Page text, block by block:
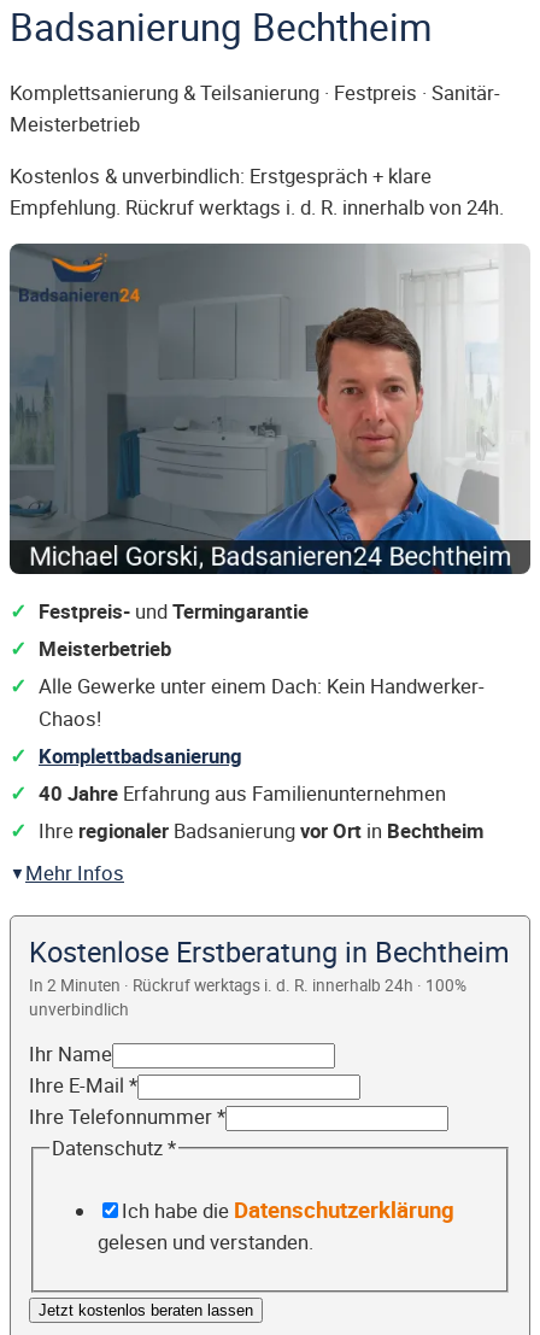
Badsanierung Bechtheim
Komplettsanierung & Teilsanierung · Festpreis · Sanitär-
Meisterbetrieb
Kostenlos & unverbindlich: Erstgespräch + klare
Empfehlung. Rückruf werktags i. d. R. innerhalb von 24h.
Festpreis- undTermingarantie
Meisterbetrieb
Alle Gewerke unter einem Dach: Kein Handwerker-
Chaos!
Komplettbadsanierung
40 Jahre Erfahrung aus Familienunternehmen
Ihre regionaler Badsanierungvor Ort in Bechtheim
Mehr Infos
Kostenlose Erstberatung in Bechtheim
In 2 Minuten · Rückruf werktags i. d. R. innerhalb 24h · 100%
unverbindlich
Ihr Name
Ihre E-Mail *
Ihre Telefonnummer*
Datenschutz*
Ich habe die Datenschutzerklärung
gelesen und verstanden.
Jetzt kostenlos beraten lassen